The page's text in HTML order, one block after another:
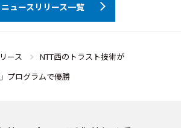
ニュースリリース一覧
ース
NTT西のトラスト技術が
プログラムで優勝